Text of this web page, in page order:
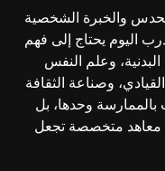
والخبرة الشخصية
اليوم يحتاج إلى فهم
وعلم النفس
وصناعة الثقافة
وحدها، بل
معاهد متخصصة تجعل